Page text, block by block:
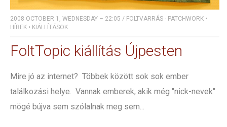
2008 OCTOBER 1, WEDNESDAY – 22:05 / FOLTVARRÁS - PATCHWORK •
HÍREK • KIÁLLÍTÁSOK
FoltTopic kiállítás Újpesten
Mire jó az internet? Többek között sok sok ember
találkozási helye. Vannak emberek, akik még "nick-nevek"
mögé bújva sem szólalnak meg sem...